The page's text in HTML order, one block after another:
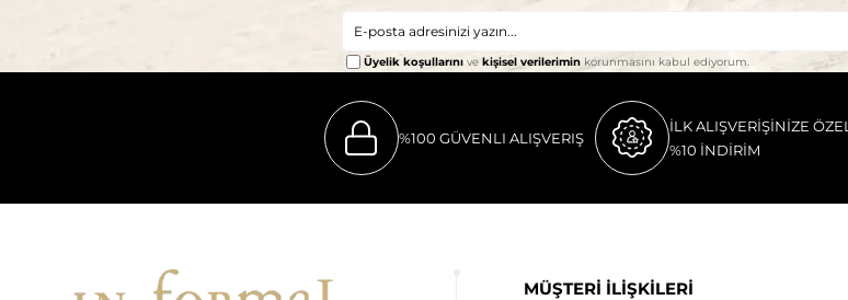
Üyelik koşullarını ve kişisel verilerimin korunmasını kabul ediyorum.
%100 GÜVENLI ALIŞVERIŞ
İLK ALIŞVERİŞİNİZE ÖZEL
%10 İNDİRİM
MÜŞTERİ İLİŞKİLERİ